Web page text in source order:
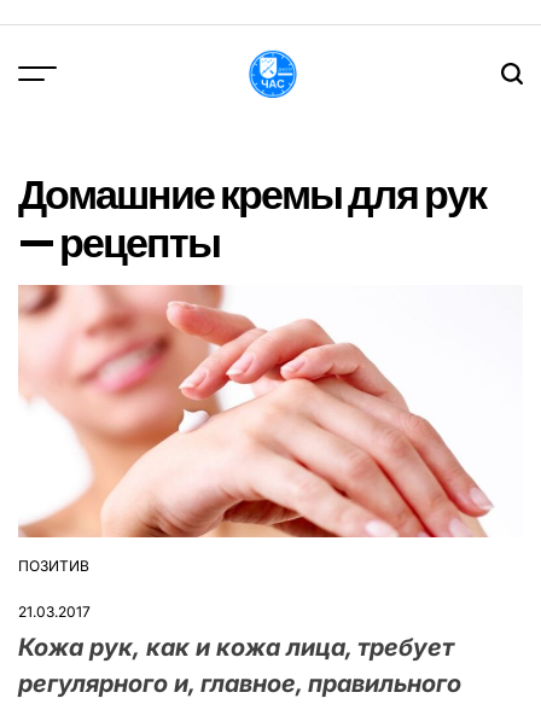
вмісту
Домашние кремы для рук
— рецепты
ОПУБЛІКУВАТИ
ПОЗИТИВ
21.03.2017
Кожа рук, как и кожа лица, требует
регулярного и, главное, правильного